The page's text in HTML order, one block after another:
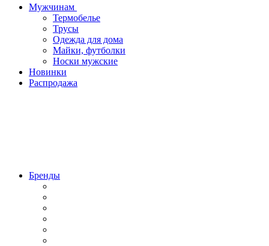
Мужчинам
Термобелье
Трусы
Одежда для дома
Майки, футболки
Носки мужские
Новинки
Распродажа
Бренды